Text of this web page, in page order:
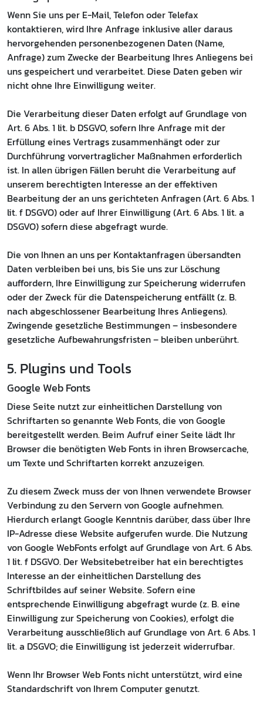
Wenn Sie uns per E-Mail, Telefon oder Telefax
kontaktieren, wird Ihre Anfrage inklusive aller daraus
hervorgehenden personenbezogenen Daten (Name,
Anfrage) zum Zwecke der Bearbeitung Ihres Anliegens bei
uns gespeichert und verarbeitet. Diese Daten geben wir
nicht ohne Ihre Einwilligung weiter.
Die Verarbeitung dieser Daten erfolgt auf Grundlage von
Art. 6 Abs. 1 lit. b DSGVO, sofern Ihre Anfrage mit der
Erfüllung eines Vertrags zusammenhängt oder zur
Durchführung vorvertraglicher Maßnahmen erforderlich
ist. In allen übrigen Fällen beruht die Verarbeitung auf
unserem berechtigten Interesse an der effektiven
Bearbeitung der an uns gerichteten Anfragen (Art. 6 Abs. 1
lit. f DSGVO) oder auf Ihrer Einwilligung (Art. 6 Abs. 1 lit. a
DSGVO) sofern diese abgefragt wurde.
Die von Ihnen an uns per Kontaktanfragen übersandten
Daten verbleiben bei uns, bis Sie uns zur Löschung
auffordern, Ihre Einwilligung zur Speicherung widerrufen
oder der Zweck für die Datenspeicherung entfällt (z. B.
nach abgeschlossener Bearbeitung Ihres Anliegens).
Zwingende gesetzliche Bestimmungen – insbesondere
gesetzliche Aufbewahrungsfristen – bleiben unberührt.
5. Plugins und Tools
Google Web Fonts
Diese Seite nutzt zur einheitlichen Darstellung von
Schriftarten so genannte Web Fonts, die von Google
bereitgestellt werden. Beim Aufruf einer Seite lädt Ihr
Browser die benötigten Web Fonts in ihren Browsercache,
um Texte und Schriftarten korrekt anzuzeigen.
Zu diesem Zweck muss der von Ihnen verwendete Browser
Verbindung zu den Servern von Google aufnehmen.
Hierdurch erlangt Google Kenntnis darüber, dass über Ihre
IP-Adresse diese Website aufgerufen wurde. Die Nutzung
von Google WebFonts erfolgt auf Grundlage von Art. 6 Abs.
1 lit. f DSGVO. Der Websitebetreiber hat ein berechtigtes
Interesse an der einheitlichen Darstellung des
Schriftbildes auf seiner Website. Sofern eine
entsprechende Einwilligung abgefragt wurde (z. B. eine
Einwilligung zur Speicherung von Cookies), erfolgt die
Verarbeitung ausschließlich auf Grundlage von Art. 6 Abs. 1
lit. a DSGVO; die Einwilligung ist jederzeit widerrufbar.
Wenn Ihr Browser Web Fonts nicht unterstützt, wird eine
Standardschrift von Ihrem Computer genutzt.